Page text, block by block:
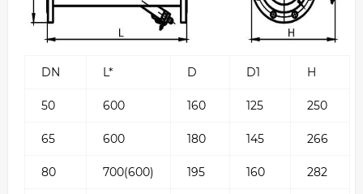
DN L* D D1 H
50 600 160 125 250
65 600 180 145 266
80 700(600) 195 160 282